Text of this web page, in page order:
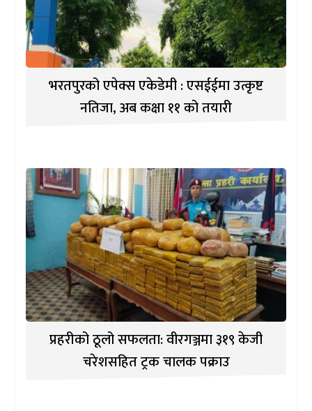
भरतपुरको एपेक्स एकेडेमी : एसईईमा उत्कृष्ट
नतिजा, अब कक्षा ११ को तयारी
प्रहरीको ठूलो सफलता: वीरगञ्जमा ३१९ केजी
चरेशसहित ट्रक चालक पक्राउ